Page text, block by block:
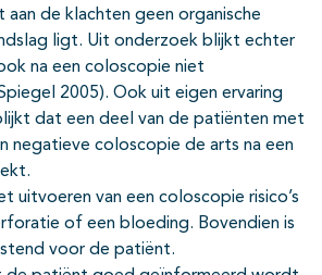
de klachten geen organische
ligt. Uit onderzoek blijkt echter
na een coloscopie niet
2005). Ook uit eigen ervaring
dat een deel van de patiënten met
negatieve coloscopie de arts na een
uitvoeren van een coloscopie risico’s
of een bloeding. Bovendien is
voor de patiënt.